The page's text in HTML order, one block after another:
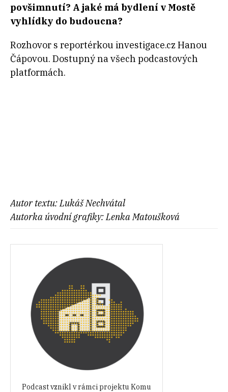
povšimnutí? A jaké má bydlení v Mostě
vyhlídky do budoucna?
Rozhovor s reportérkou investigace.cz Hanou
Čápovou. Dostupný na všech podcastových
platformách.
Autor textu: Lukáš Nechvátal
Autorka úvodní grafiky: Lenka Matoušková
Podcast vznikl v rámci projektu Komu